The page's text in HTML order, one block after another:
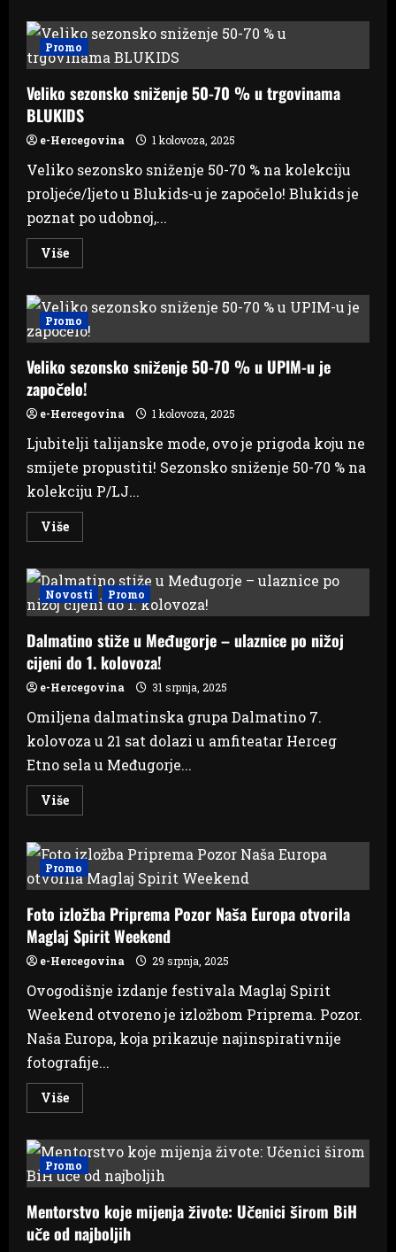
zaštititi
vinograde
i
voćnjake
ptica?
Promo
Veliko sezonsko sniženje 50-70 % u trgovinama
BLUKIDS
e-Hercegovina 1 kolovoza, 2025
Veliko sezonsko sniženje 50-70 % na kolekciju
proljeće/ljeto u Blukids-u je započelo! Blukids je
poznat po udobnoj,...
VišeRead
more
sezonsko
sniženje
50-
70
u
trgovinama
BLUKIDS
Promo
Veliko sezonsko sniženje 50-70 % u UPIM-u je
započelo!
e-Hercegovina 1 kolovoza, 2025
Ljubitelji talijanske mode, ovo je prigoda koju ne
smijete propustiti! Sezonsko sniženje 50-70 % na
kolekciju P/LJ...
VišeRead
more
sezonsko
sniženje
50-
70
u
UPIM-
u
je
započelo!
Novosti Promo
Dalmatino stiže u Međugorje – ulaznice po nižoj
cijeni do 1. kolovoza!
e-Hercegovina 31 srpnja, 2025
Omiljena dalmatinska grupa Dalmatino 7.
kolovoza u 21 sat dolazi u amfiteatar Herceg
Etno sela u Međugorje...
VišeRead
more
stiže
u
Međugorje
–
po
nižoj
cijeni
do
1.
kolovoza!
Promo
Foto izložba Priprema Pozor Naša Europa otvorila
Maglaj Spirit Weekend
e-Hercegovina 29 srpnja, 2025
Ovogodišnje izdanje festivala Maglaj Spirit
Weekend otvoreno je izložbom Priprema. Pozor.
Naša Europa, koja prikazuje najinspirativnije
fotografije...
VišeRead
more
izložba
Priprema
Pozor
Naša
otvorila
Maglaj
Spirit
Weekend
Promo
Mentorstvo koje mijenja živote: Učenici širom BiH
uče od najboljih